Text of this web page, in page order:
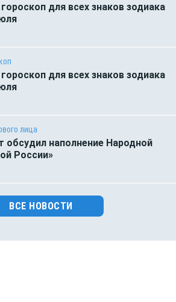
для всех знаков зодиака
для всех знаков зодиака
лица
обсудил наполнение Народной
России»
ВСЕ НОВОСТИ